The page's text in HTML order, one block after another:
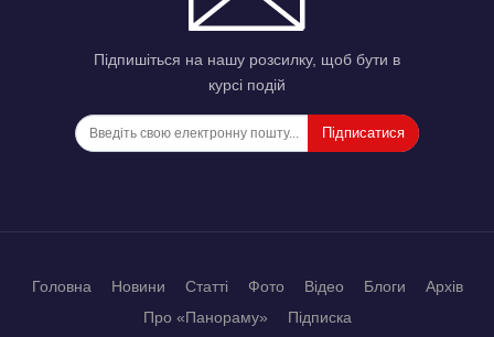
Підпишіться на нашу розсилку, щоб бути в
курсі подій
Підписатися
Головна Новини Статті Фото Відео Блоги
Архів
Про «Панораму»
Підписка